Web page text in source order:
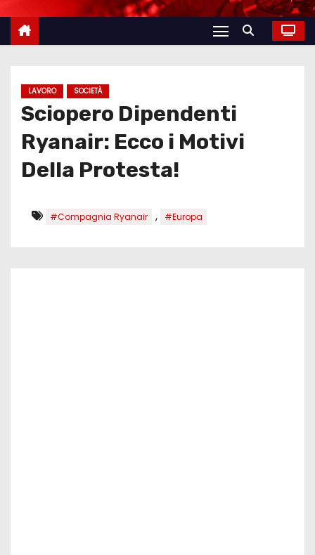
LAVORO SOCIETÀ
Sciopero Dipendenti
Ryanair: Ecco i Motivi
Della Protesta!
#Compagnia Ryanair , #Europa